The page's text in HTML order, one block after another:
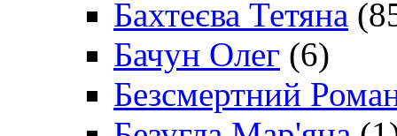
Бахтеєва Тетяна
Бачун Олег (6)
Безсмертний